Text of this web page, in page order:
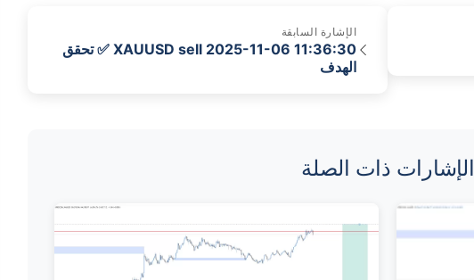
الإشارة السابقة
XAUUSD sell 2025-11-06 11:36:30 ✅ تحقق
الهدف
الإشارات ذات الصلة